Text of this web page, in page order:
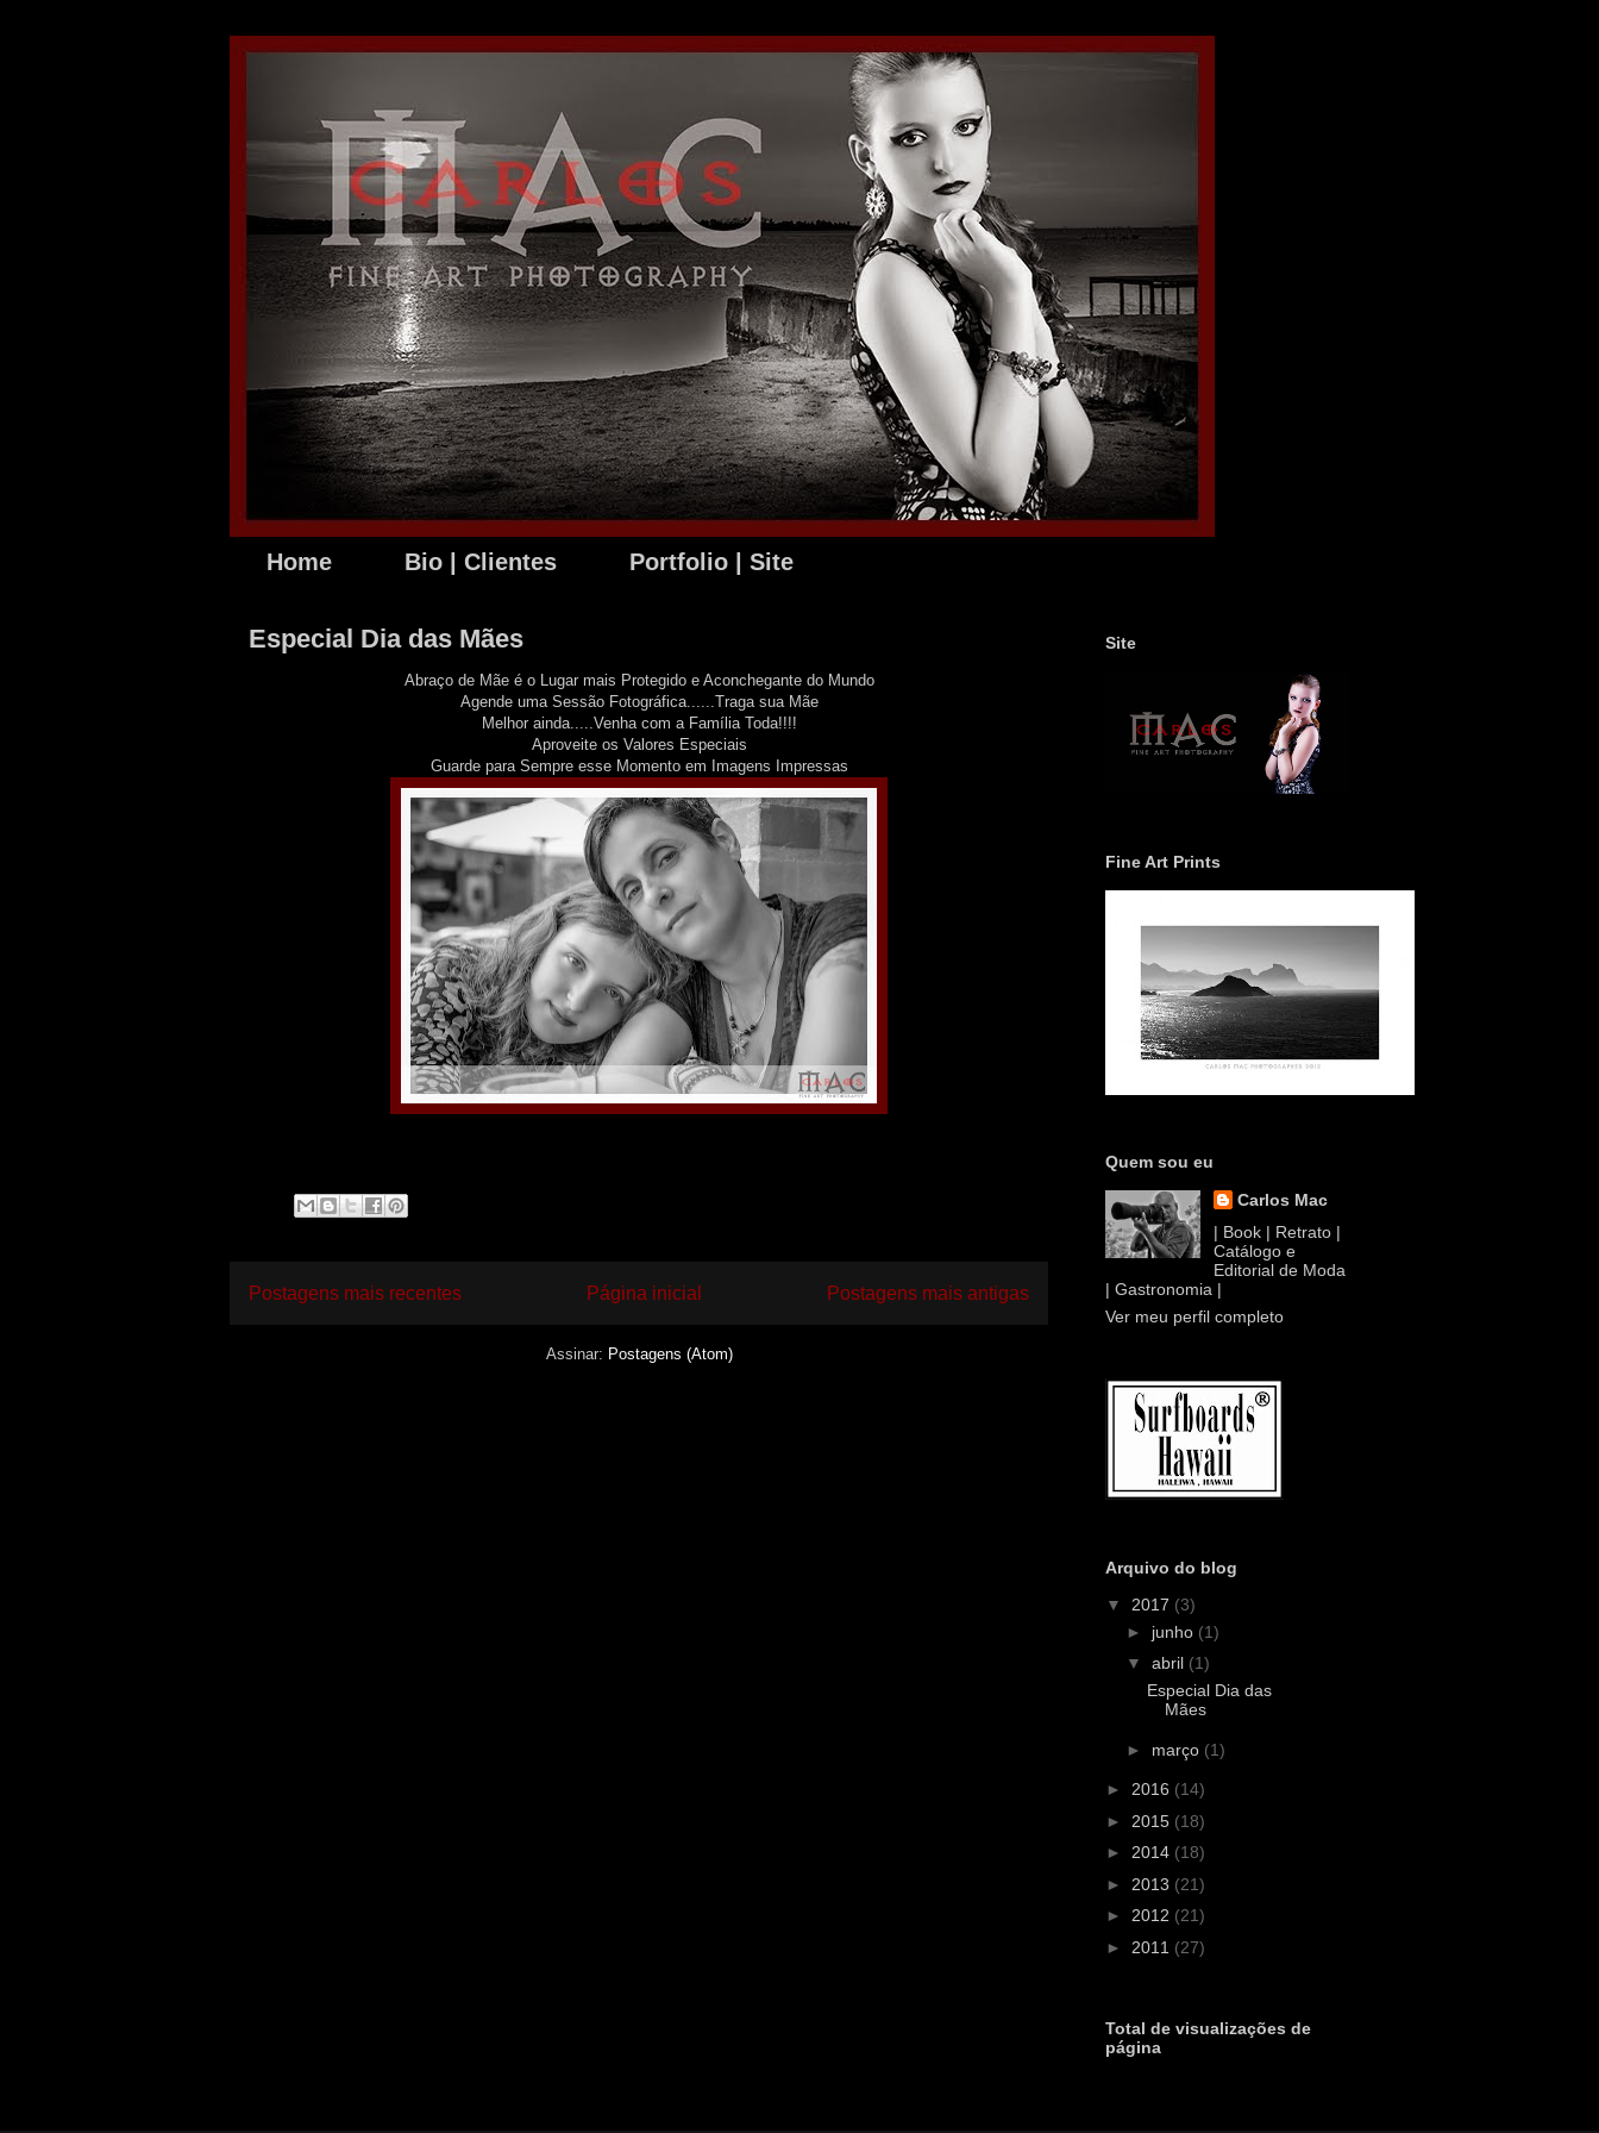
Home Bio | Clientes Portfolio | Site
Especial Dia das Mães
Abraço de Mãe é o Lugar mais Protegido e Aconchegante do Mundo
Agende uma Sessão Fotográfica......Traga sua Mãe
Melhor ainda.....Venha com a Família Toda!!!!
Aproveite os Valores Especiais
Guarde para Sempre esse Momento em Imagens Impressas
Postagens mais recentes Postagens mais antigas
Página inicial
Assinar: Postagens (Atom)
Site
Fine Art Prints
Quem sou eu
Carlos Mac
| Book | Retrato |
Catálogo e
Editorial de Moda
| Gastronomia |
Ver meu perfil completo
Arquivo do blog
▼ 2017 (3)
► junho (1)
▼ abril (1)
Especial Dia das
Mães
► março (1)
► 2016 (14)
► 2015 (18)
► 2014 (18)
► 2013 (21)
► 2012 (21)
► 2011 (27)
Total de visualizações de
página